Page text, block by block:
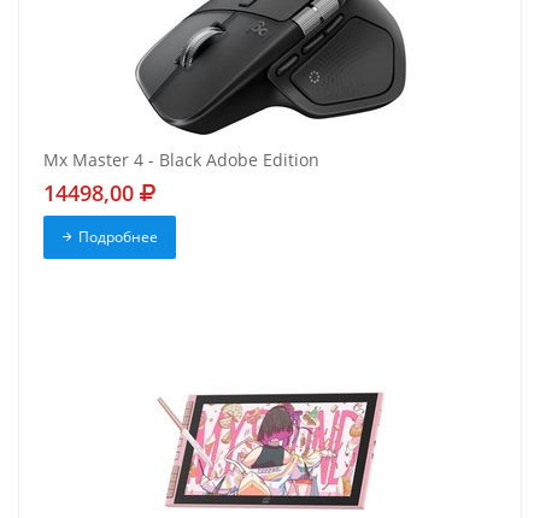
Mx Master 4 - Black Adobe Edition
14498,00
Подробнее